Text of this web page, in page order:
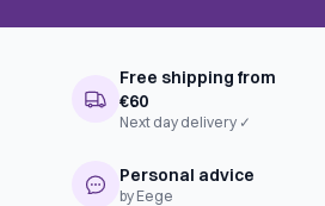
Free shipping from
€60
Next day delivery ✓
Personal advice
by Eege